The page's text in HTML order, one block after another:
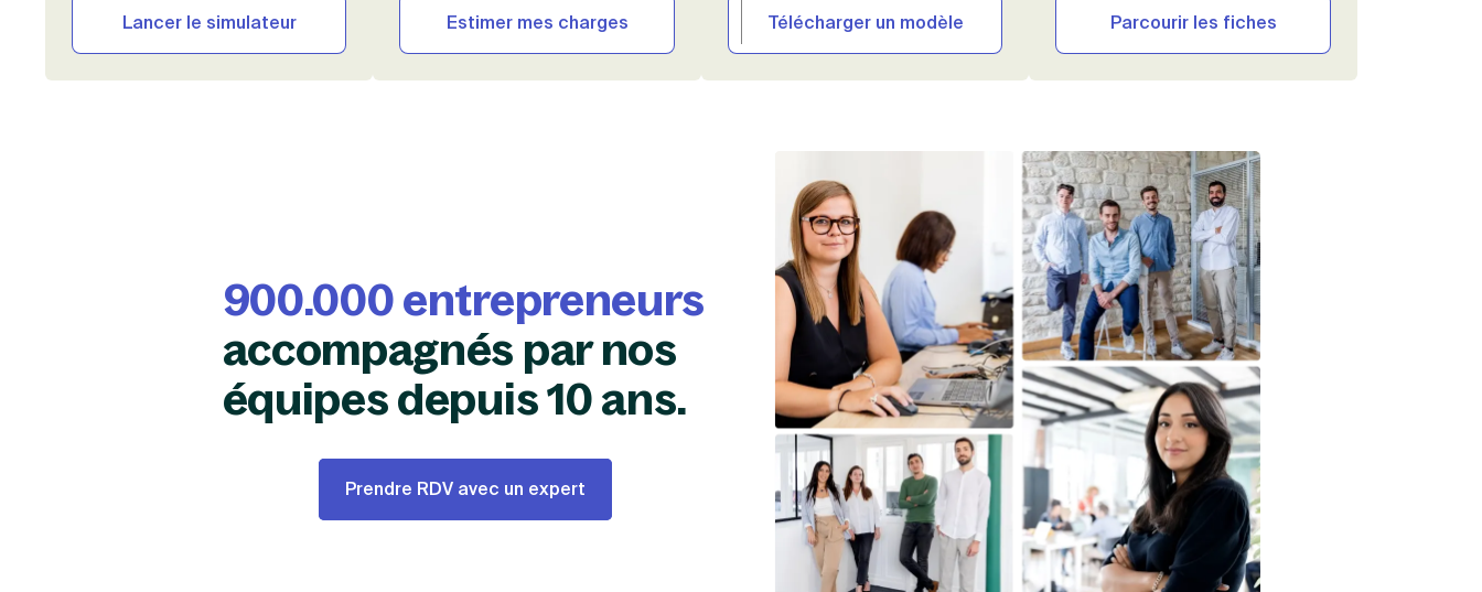
Lancer le simulateur
Estimer mes charges
Télécharger un modèle
Parcourir les fiches
900.000 entrepreneurs
accompagnés par nos
équipes depuis 10 ans.
Prendre RDV avec un expert